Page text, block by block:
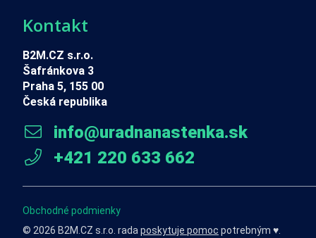
Kontakt
B2M.CZ s.r.o.
Šafránkova 3
Praha 5, 155 00
Česká republika
info@uradnanastenka.sk
+421 220 633 662
Obchodné podmienky
© 2026 B2M.CZ s.r.o. rada poskytuje pomoc potrebným ♥️.